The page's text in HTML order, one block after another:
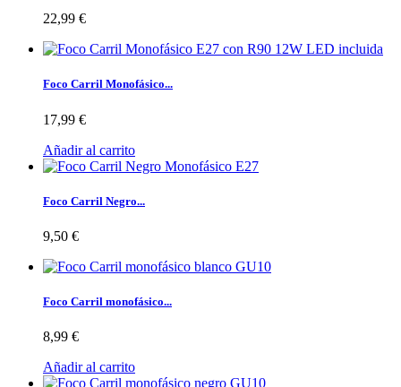
22,99 €
Foco Carril Monofásico...
17,99 €
Añadir al carrito
Foco Carril Negro...
9,50 €
Foco Carril monofásico...
8,99 €
Añadir al carrito